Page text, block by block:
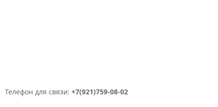
Телефон для связи: +7(921)759-08-02